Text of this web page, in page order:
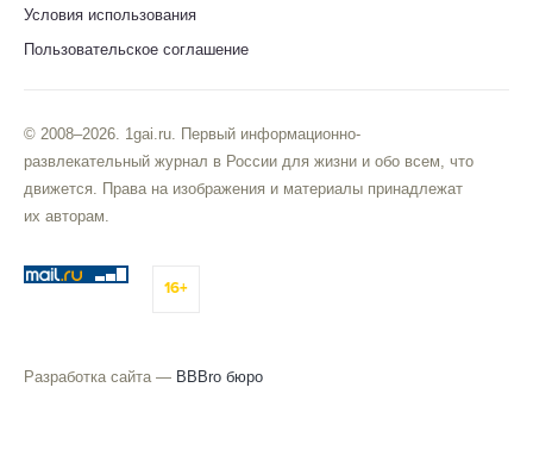
Условия использования
Пользовательское соглашение
© 2008–2026. 1gai.ru. Первый информационно-
развлекательный журнал в России для жизни и обо всем, что
движется. Права на изображения и материалы принадлежат
их авторам.
16+
Разработка сайта — BBBro бюро